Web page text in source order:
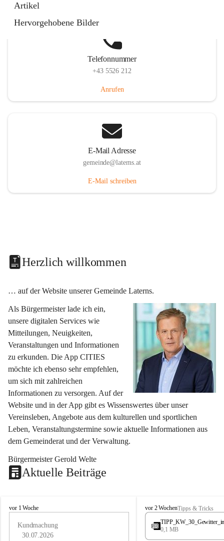
Artikel
Hervorgehobene Bilder
Telefonnummer
+43 5526 212
Anrufen
E-Mail Adresse
gemeinde@laterns.at
E-Mail schreiben
Herzlich willkommen
… auf der Website unserer Gemeinde Laterns.
Als Bürgermeister lade ich ein,
unsere digitalen Services wie
Mitteilungen, Neuigkeiten,
Veranstaltungen und Informationen
zu erkunden. Die App CITIES
möchte ich ebenso sehr empfehlen,
um sich mit zahlreichen
Informationen zu versorgen. Auf der
Website und in der App gibt es Wissenswertes über unser
Vereinsleben, Angebote aus dem kulturellen und sportlichen
Leben, Veranstaltungstermine sowie aktuelle Informationen aus
dem Gemeinderat und der Verwaltung.
Bürgermeister Gerold Welte
Aktuelle Beiträge
L
vor 1 Woche
Kundmachung
30.07.2026
L
a
e
vor 2 WochenTipps & Tricks
0,1 MB